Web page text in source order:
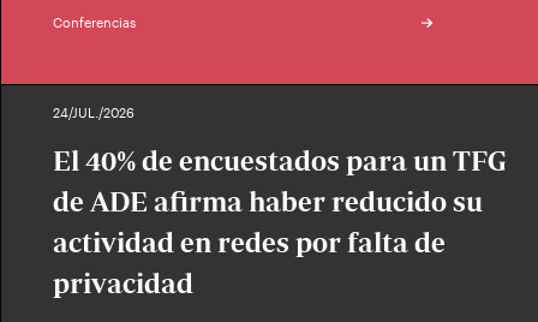
Conferencias
24/JUL./2026
El 40% de encuestados para un TFG
de ADE afirma haber reducido su
actividad en redes por falta de
privacidad